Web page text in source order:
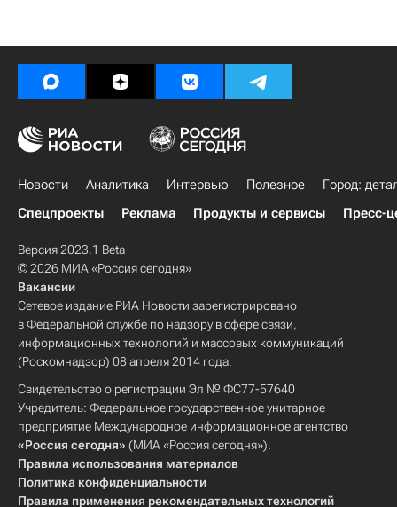
Новости Аналитика Интервью Полезное
Город:
Спецпроекты
Реклама Продукты и сервисы Пресс-
Версия 2023.1 Beta
© 2026 МИА «Россия сегодня»
Вакансии
Сетевое издание РИА Новости зарегистрировано
в Федеральной службе по надзору в сфере связи,
информационных технологий и массовых коммуникаций
(Роскомнадзор) 08 апреля 2014 года.
Свидетельство о регистрации Эл № ФС77-57640
Учредитель: Федеральное государственное унитарное
предприятие Международное информационное агентство
«Россия сегодня» (МИА «Россия сегодня»).
Правила использования материалов
Политика конфиденциальности
Правила применения рекомендательных технологий